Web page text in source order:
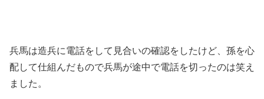
兵馬は造兵に電話をして見合いの確認をしたけど、孫を心
配して仕組んだもので兵馬が途中で電話を切ったのは笑え
ました。